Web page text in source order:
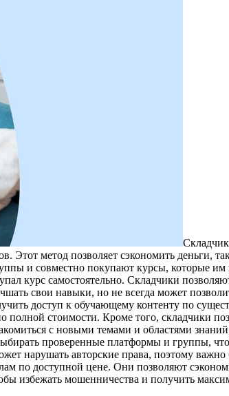
метод позволяет сэкономить деньги,
и совместно покупают курсы, которые им
курс самостоятельно. Складчики
свои навыки, но не всегда может
доступ к обучающему контенту по
стоимости. Кроме того, складчики
с новыми темами и областями
проверенные платформы и группы,
нарушать авторские права, поэтому
по доступной цене. Они позволяют
мошенничества и получить